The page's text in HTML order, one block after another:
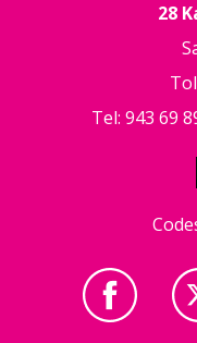
28
Tel: 943 69